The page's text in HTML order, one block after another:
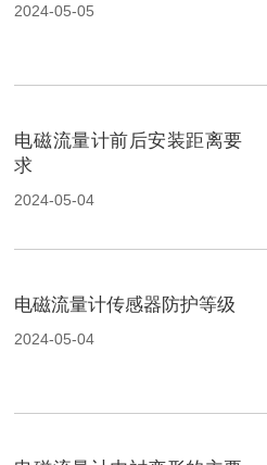
2024-05-05
电磁流量计前后安装距离要
求
2024-05-04
电磁流量计传感器防护等级
2024-05-04